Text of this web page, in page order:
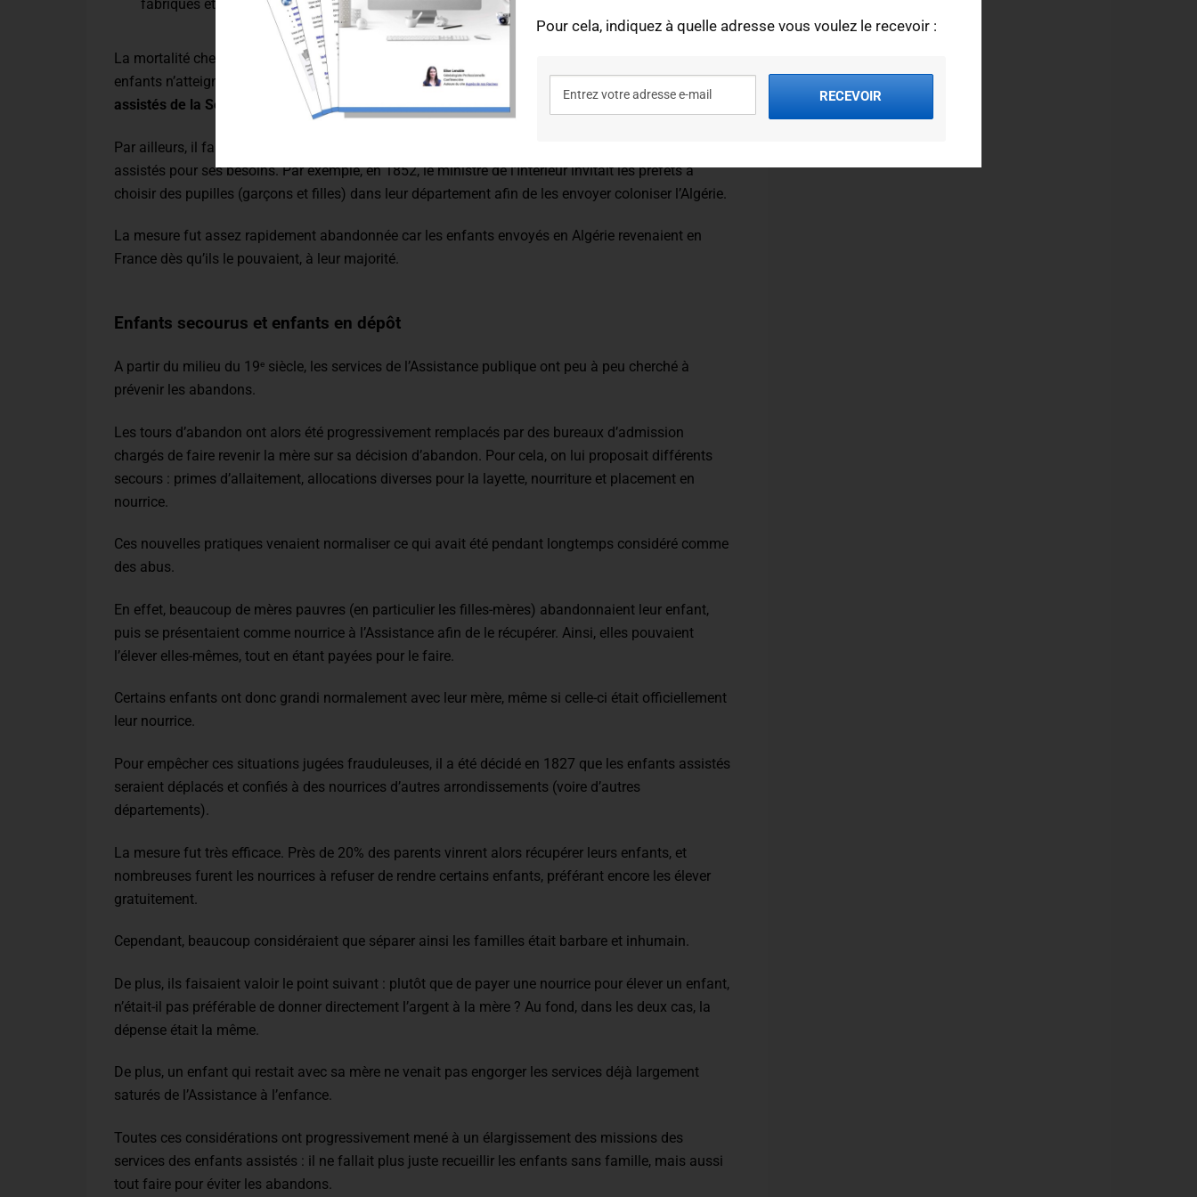
fabriques et des manufactures.
La mortalité chez les enfants recueillis par l’Assistance était alors très élevée. Plus de 60% des
enfants n’atteignaient pas l’âge de 12 ans. Le record de mortalité était détenu par les
assistés de la Seine
qui décédaient dans plus de 77% des cas (soit plus de 3 enfants sur 4).
Par ailleurs, il faut savoir qu’au cours du 19
assistés pour ses besoins. Par exemple, en 1852, le ministre de l’Intérieur invitait les préfets à
choisir des pupilles (garçons et filles) dans leur département afin de les envoyer coloniser l’Algérie.
La mesure fut assez rapidement abandonnée car les enfants envoyés en Algérie revenaient en
France dès qu’ils le pouvaient, à leur majorité.
Enfants secourus et enfants en dépôt
A partir du milieu du 19e siècle, les services de l’Assistance publique ont peu à peu cherché à
prévenir les abandons.
Les tours d’abandon ont alors été progressivement remplacés par des bureaux d’admission
chargés de faire revenir la mère sur sa décision d’abandon. Pour cela, on lui proposait différents
secours : primes d’allaitement, allocations diverses pour la layette, nourriture et placement en
nourrice.
Ces nouvelles pratiques venaient normaliser ce qui avait été pendant longtemps considéré comme
des abus.
En effet, beaucoup de mères pauvres (en particulier les filles-mères) abandonnaient leur enfant,
puis se présentaient comme nourrice à l’Assistance afin de le récupérer. Ainsi, elles pouvaient
l’élever elles-mêmes, tout en étant payées pour le faire.
Certains enfants ont donc grandi normalement avec leur mère, même si celle-ci était officiellement
leur nourrice.
Pour empêcher ces situations jugées frauduleuses, il a été décidé en 1827 que les enfants assistés
seraient déplacés et confiés à des nourrices d’autres arrondissements (voire d’autres
départements).
La mesure fut très efficace. Près de 20% des parents vinrent alors récupérer leurs enfants, et
nombreuses furent les nourrices à refuser de rendre certains enfants, préférant encore les élever
gratuitement.
Cependant, beaucoup considéraient que séparer ainsi les familles était barbare et inhumain.
De plus, ils faisaient valoir le point suivant : plutôt que de payer une nourrice pour élever un enfant,
n’était-il pas préférable de donner directement l’argent à la mère ? Au fond, dans les deux cas, la
dépense était la même.
De plus, un enfant qui restait avec sa mère ne venait pas engorger les services déjà largement
saturés de l’Assistance à l’enfance.
Toutes ces considérations ont progressivement mené à un élargissement des missions des
services des enfants assistés : il ne fallait plus juste recueillir les enfants sans famille, mais aussi
tout faire pour éviter les abandons.
Pour cela, indiquez à quelle adresse vous voulez le recevoir :
RECEVOIR